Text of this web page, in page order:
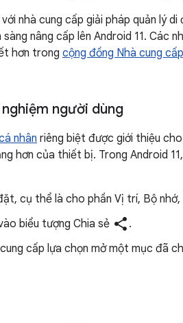
nhà cung cấp giải pháp quản lý
nâng cấp lên Android 11. Các
hơn trong cộng đồng Nhà cung
người dùng
nhân riêng biệt được giới thiệu
hơn của thiết bị. Trong Android
cụ thể là cho phần Vị trí, Bộ
biểu tượng Chia sẻ share .
cấp lựa chọn mở một mục đã